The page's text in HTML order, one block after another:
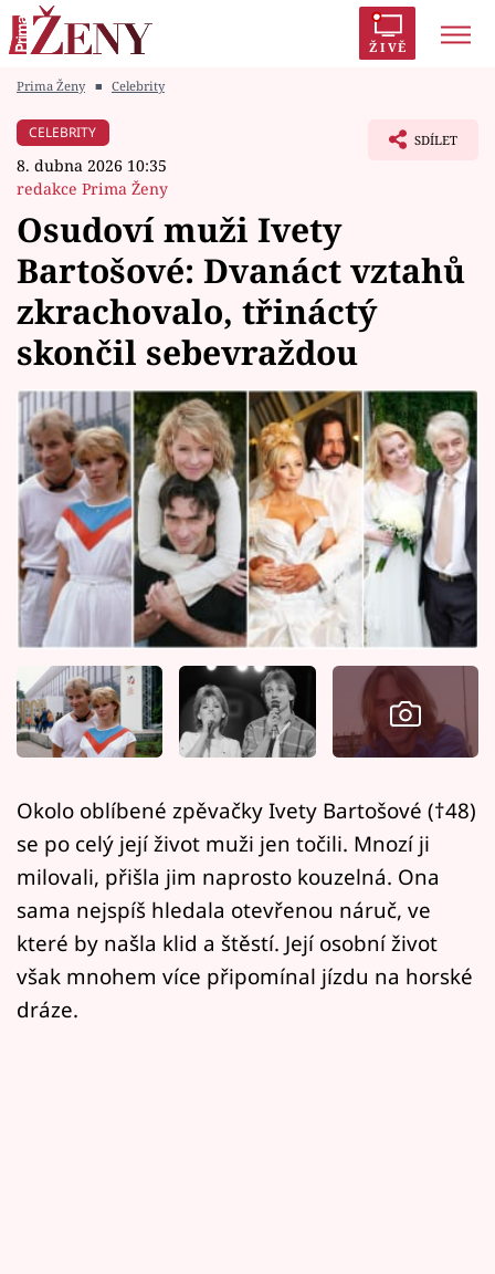
ŽIVĚ
Módní alarm
Témata
Celebrity
Vztahy
Seriály
Horoskopy
Sledujte prima+
Filmový festival Karlovy Vary
Pořady
Mámy sobě
Sledujte nás
Prima Ženy ■ Celebrity
CELEBRITY
8. dubna 2026 10:35
redakce Prima Ženy
SDÍLET
Osudoví muži Ivety
Bartošové: Dvanáct vztahů
zkrachovalo, třináctý
skončil sebevraždou
Okolo oblíbené zpěvačky Ivety Bartošové (†48)
se po celý její život muži jen točili. Mnozí ji
milovali, přišla jim naprosto kouzelná. Ona
sama nejspíš hledala otevřenou náruč, ve
které by našla klid a štěstí. Její osobní život
však mnohem více připomínal jízdu na horské
dráze.